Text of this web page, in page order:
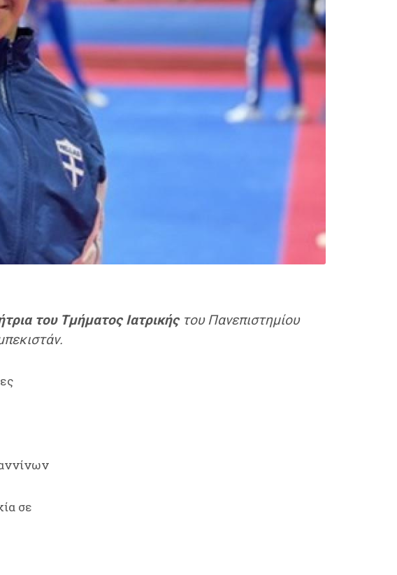
του Τμήματος Ιατρικής του Πανεπιστημίου
σε